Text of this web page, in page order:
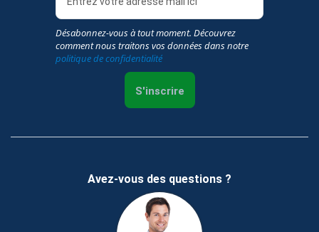
Désabonnez-vous à tout moment. Découvrez
comment nous traitons vos données dans notre
politique de confidentialité
S'inscrire
Avez-vous des questions ?